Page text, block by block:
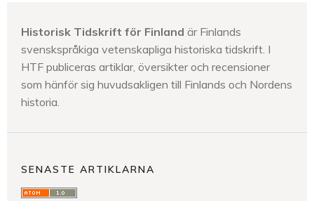
Historisk Tidskrift för Finland är Finlands
svenskspråkiga vetenskapliga historiska tidskrift. I
HTF publiceras artiklar, översikter och recensioner
som hänför sig huvudsakligen till Finlands och Nordens
historia.
SENASTE ARTIKLARNA